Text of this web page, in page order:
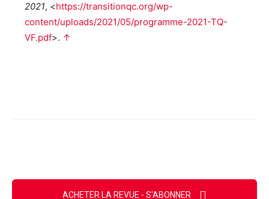
2021, <https://transitionqc.org/wp-
content/uploads/2021/05/programme-2021-TQ-
VF.pdf>. ↑
ACHETER LA REVUE - S'ABONNER